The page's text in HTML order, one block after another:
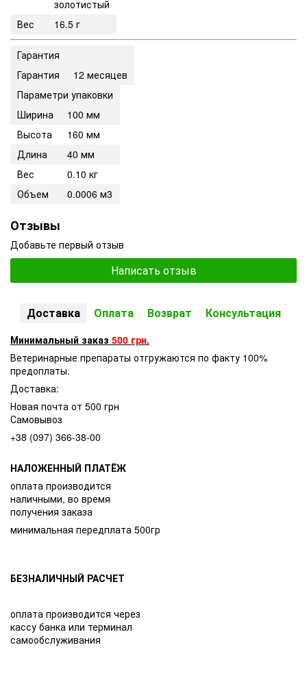
золотистый
Вес
16.5 г
Гарантия
Гарантия
12 месяцев
Параметри упаковки
Ширина
100 мм
Высота
160 мм
Длина
40 мм
Вес
0.10 кг
Объем
0.0006 м3
Отзывы
Добавьте первый отзыв
Написать отзыв
Доставка Оплата Возврат Консультация
Минимальный заказ 500 грн.
Ветеринарные препараты отгружаются по факту 100%
предоплаты.
Доставка:
Новая почта от 500 грн
Самовывоз
+38 (097) 366-38-00
НАЛОЖЕННЫЙ ПЛАТЁЖ
оплата производится
наличными, во время
получения заказа
минимальная передплата 500гр
БЕЗНАЛИЧНЫЙ РАСЧЕТ
оплата производится через
кассу банка или терминал
самообслуживания